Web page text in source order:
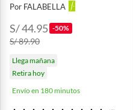
Por FALABELLA
S/ 44.95 -50%
S/ 89.90
Llega mañana
Retira hoy
Envío en 180 minutos